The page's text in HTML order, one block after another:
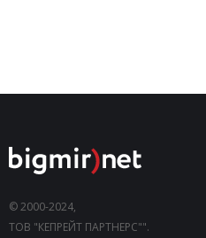
© 2000-2024,
ТОВ "КЕПРЕЙТ ПАРТНЕРС"".